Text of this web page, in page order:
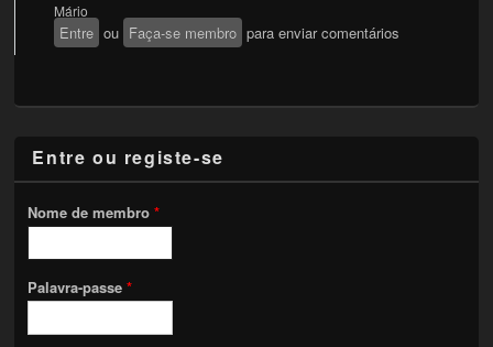
Mário
Entre ou Faça-se membro para enviar comentários
Entre ou registe-se
Nome de membro*
Palavra-passe*